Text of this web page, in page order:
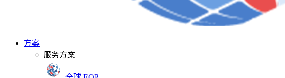
方案
服务方案